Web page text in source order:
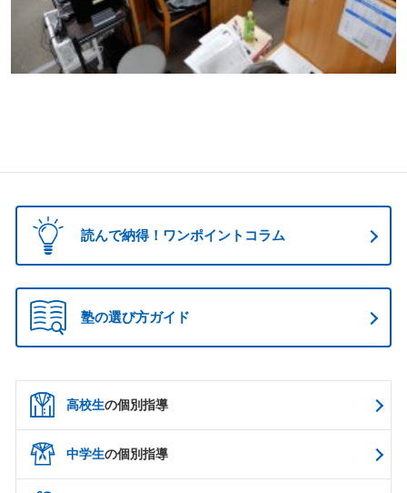
読んで納得！ワンポイントコラム
塾の選び方ガイド
高校生の個別指導
中学生の個別指導